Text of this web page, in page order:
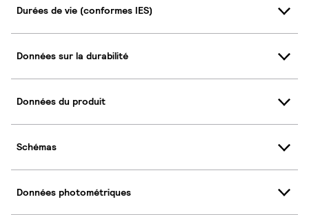
Durées de vie (conformes IES)
Données sur la durabilité
Données du produit
Schémas
Données photométriques